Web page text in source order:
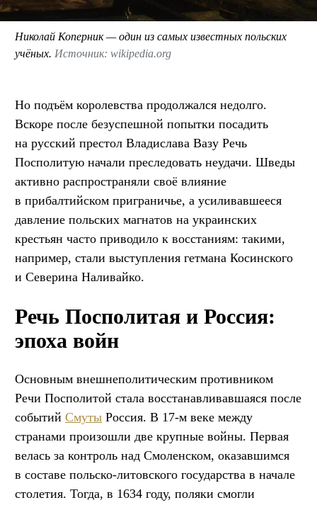
Николай Коперник — один из самых известных польских
учёных. Источник: wikipedia.org
Но подъём королевства продолжался недолго.
Вскоре после безуспешной попытки посадить
на русский престол Владислава Вазу Речь
Посполитую начали преследовать неудачи. Шведы
активно распространяли своё влияние
в прибалтийском приграничье, а усиливавшееся
давление польских магнатов на украинских
крестьян часто приводило к восстаниям: такими,
например, стали выступления гетмана Косинского
и Северина Наливайко.
Речь Посполитая и Россия:
эпоха войн
Основным внешнеполитическим противником
Речи Посполитой стала восстанавливавшаяся после
событий Смуты Россия. В 17-м веке между
странами произошли две крупные войны. Первая
велась за контроль над Смоленском, оказавшимся
в составе польско-литовского государства в начале
столетия. Тогда, в 1634 году, поляки смогли